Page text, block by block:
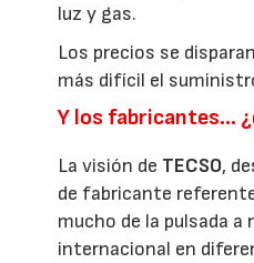
luz y gas.
Los precios se
más difícil el
Y los fabricantes…
La visión de TECSO,
de fabricante
mucho de la pulsada a
internacional en